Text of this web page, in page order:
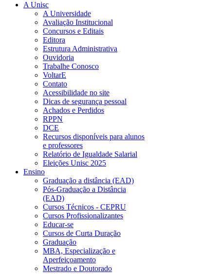
A Unisc
A Universidade
Avaliação Institucional
Concursos e Editais
Editora
Estrutura Administrativa
Ouvidoria
Trabalhe Conosco
VoltarE
Contato
Acessibilidade no site
Dicas de segurança pessoal
Achados e Perdidos
RPPN
DCE
Recursos disponíveis para alunos
e professores
Relatório de Igualdade Salarial
Eleições Unisc 2025
Ensino
Graduação a distância (EAD)
Pós-Graduação a Distância
(EAD)
Cursos Técnicos - CEPRU
Cursos Profissionalizantes
Educar-se
Cursos de Curta Duração
Graduação
MBA, Especialização e
Aperfeiçoamento
Mestrado e Doutorado